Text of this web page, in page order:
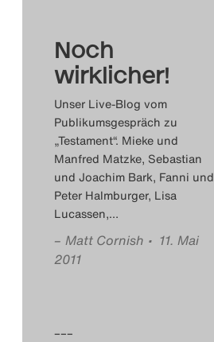
Noch
wirklicher!
Unser Live-Blog vom
Publikumsgespräch zu
„Testament“. Mieke und
Manfred Matzke, Sebastian
und Joachim Bark, Fanni und
Peter Halmburger, Lisa
Lucassen,…
– Matt Cornish • 11. Mai
2011
–––